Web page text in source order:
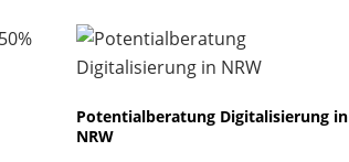
Potentialberatung Digitalisierung in
NRW